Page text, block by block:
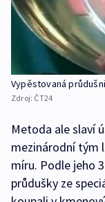
Vypěstovaná
Zdroj: ČT24
Metoda ale slaví
mezinárodní tým
míru. Podle jeho
průdušky ze